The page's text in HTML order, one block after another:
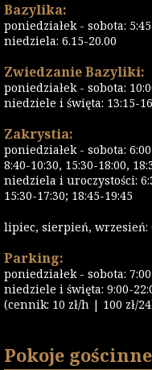
Bazylika:
poniedziałek - sobota:
niedziela: 6.15-20.00
Zwiedzanie Bazyliki:
poniedziałek - sobota:
niedziele i święta: 13:15-
Zakrystia:
poniedziałek - sobota:
8:40-10:30, 15:30-18:00,
niedziela i uroczystości:
15:30-17:30; 18:45-19:45
lipiec, sierpień, wrzesień:
Parking:
poniedziałek - sobota:
niedziele i święta: 9:00-
(cennik: 10 zł/h | 100 zł/
Pokoje gościnne